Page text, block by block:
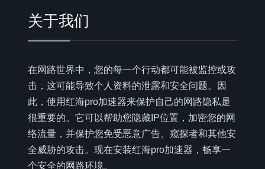
关于我们
在网路世界中，您的每一个行动都可能被监控或攻
击，这可能导致个人资料的泄露和安全问题。因
此，使用红海pro加速器来保护自己的网路隐私是
很重要的。它可以帮助您隐藏IP位置，加密您的网
络流量，并保护您免受恶意广告、窥探者和其他安
全威胁的攻击。现在安装红海pro加速器，畅享一
个安全的网路环境。